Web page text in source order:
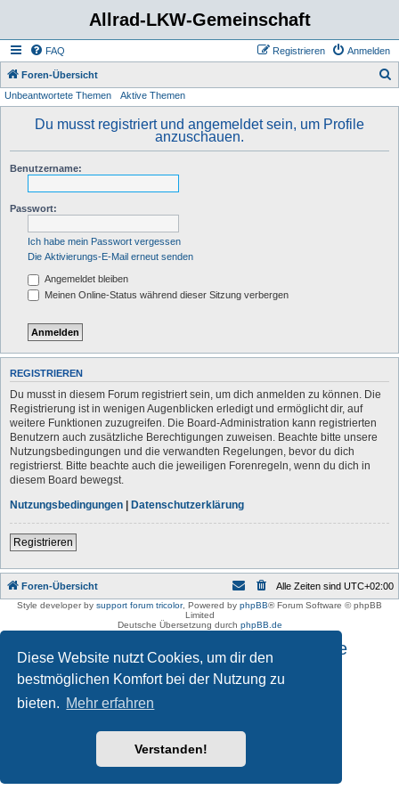
Diese Website nutzt Cookies, um dir den
bestmöglichen Komfort bei der Nutzung zu
bieten. Mehr erfahren
Verstanden!
Allrad-LKW-Gemeinschaft
FAQ Anmelden
Registrieren
Foren-Übersicht
Unbeantwortete Themen Aktive Themen
Du musst registriert und angemeldet sein, um Profile
anzuschauen.
Benutzername:
Passwort:
Ich habe mein Passwort vergessen
Die Aktivierungs-E-Mail erneut senden
Angemeldet bleiben
Meinen Online-Status während dieser Sitzung verbergen
REGISTRIEREN
Du musst in diesem Forum registriert sein, um dich anmelden zu können. Die
Registrierung ist in wenigen Augenblicken erledigt und ermöglicht dir, auf
weitere Funktionen zuzugreifen. Die Board-Administration kann registrierten
Benutzern auch zusätzliche Berechtigungen zuweisen. Beachte bitte unsere
Nutzungsbedingungen und die verwandten Regelungen, bevor du dich
registrierst. Bitte beachte auch die jeweiligen Forenregeln, wenn du dich in
diesem Board bewegst.
Nutzungsbedingungen | Datenschutzerklärung
Registrieren
Foren-Übersicht Alle Zeiten sind UTC+02:00
Style developer by support forum tricolor, Powered by phpBB® Forum Software © phpBB
Limited
Deutsche Übersetzung durch phpBB.de
Impressum und Datenschutzhinweise